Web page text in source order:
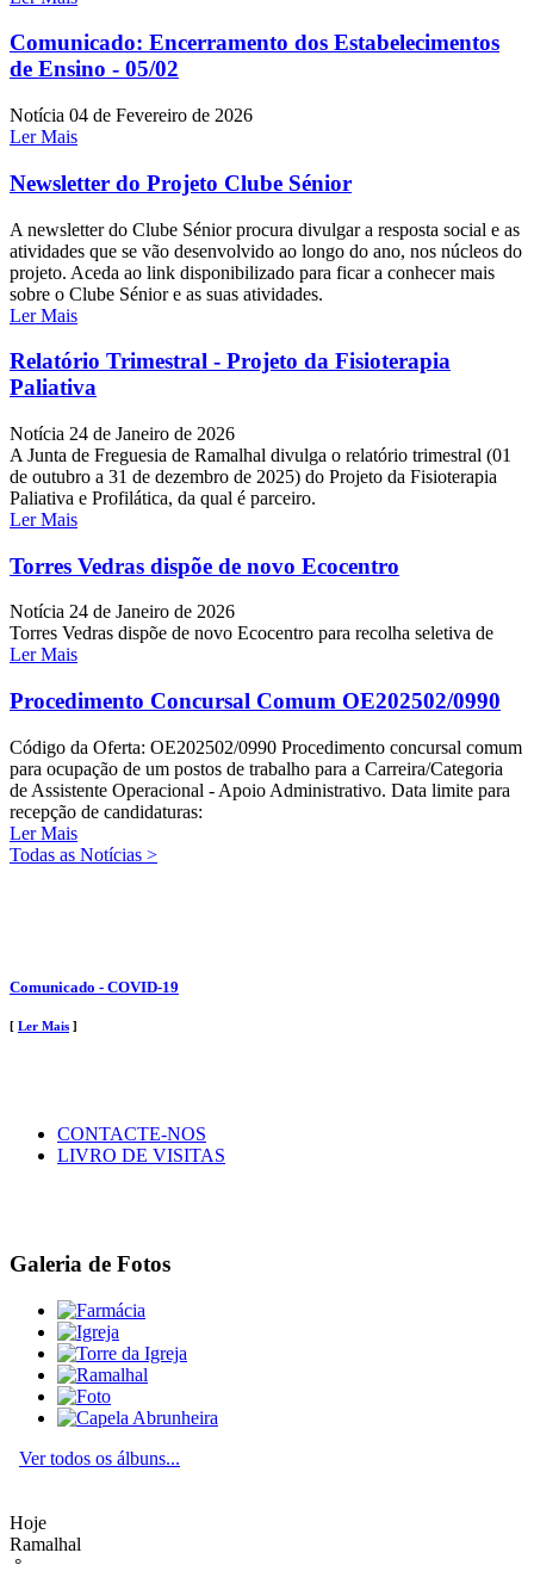
Comunicado: Encerramento dos Estabelecimentos
de Ensino - 05/02
Notícia 04 de Fevereiro de 2026
Ler Mais
Newsletter do Projeto Clube Sénior
A newsletter do Clube Sénior procura divulgar a resposta social e as
atividades que se vão desenvolvido ao longo do ano, nos núcleos do
projeto. Aceda ao link disponibilizado para ficar a conhecer mais
sobre o Clube Sénior e as suas atividades.
Ler Mais
Relatório Trimestral - Projeto da Fisioterapia
Paliativa
Notícia 24 de Janeiro de 2026
A Junta de Freguesia de Ramalhal divulga o relatório trimestral (01
de outubro a 31 de dezembro de 2025) do Projeto da Fisioterapia
Paliativa e Profilática, da qual é parceiro.
Ler Mais
Torres Vedras dispõe de novo Ecocentro
Notícia 24 de Janeiro de 2026
Torres Vedras dispõe de novo Ecocentro para recolha seletiva de
Ler Mais
Procedimento Concursal Comum OE202502/0990
Código da Oferta: OE202502/0990 Procedimento concursal comum
para ocupação de um postos de trabalho para a Carreira/Categoria
de Assistente Operacional - Apoio Administrativo. Data limite para
recepção de candidaturas:
Ler Mais
Todas as Notícias >
Comunicado - COVID-19
[ Ler Mais ]
CONTACTE-NOS
LIVRO DE VISITAS
Galeria de Fotos
Ver todos os álbuns...
Hoje
Ramalhal
°